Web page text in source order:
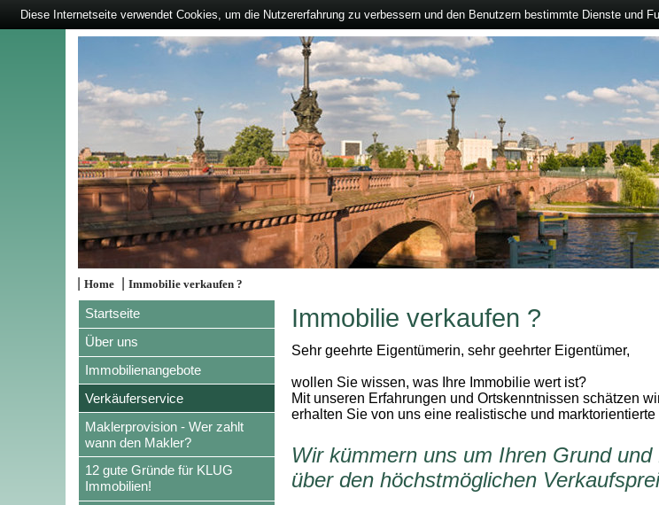
|Home |Immobilie verkaufen ?
Startseite
Über uns
Immobilienangebote
Verkäuferservice
Maklerprovision - Wer zahlt
wann den Makler?
12 gute Gründe für KLUG
Immobilien!
Immobilie verkaufen ?
Sehr geehrte Eigentümerin, sehr geehrter Eigentümer,
wollen Sie wissen, was Ihre Immobilie wert ist?
Mit unseren Erfahrungen und Ortskenntnissen schätzen
erhalten Sie von uns eine realistische und marktorientierte
Wir kümmern uns um Ihren Grund
über den höchstmöglichen
Diese Internetseite verwendet Cookies, um die Nutzererfahrung zu verbessern und den Benutzern bestimmte Dienste und